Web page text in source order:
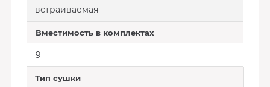
встраиваемая
Вместимость в комплектах
9
Тип сушки